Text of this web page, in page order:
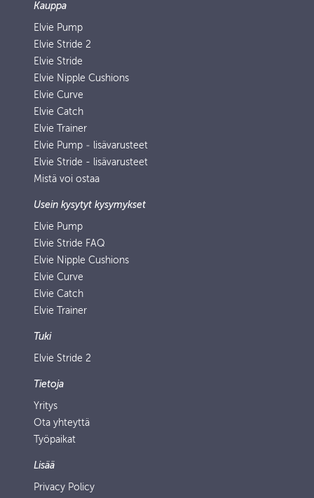
Kauppa
Elvie Pump
Elvie Stride 2
Elvie Stride
Elvie Nipple Cushions
Elvie Curve
Elvie Catch
Elvie Trainer
Elvie Pump ‑ lisävarusteet
Elvie Stride - lisävarusteet
Mistä voi ostaa
Usein kysytyt kysymykset
Elvie Pump
Elvie Stride FAQ
Elvie Nipple Cushions
Elvie Curve
Elvie Catch
Elvie Trainer
Tuki
Elvie Stride 2
Tietoja
Yritys
Ota yhteyttä
Työpaikat
Lisää
Privacy Policy